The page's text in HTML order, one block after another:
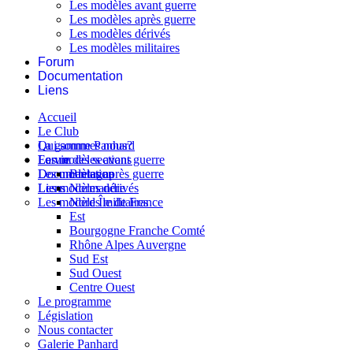
Les modèles avant guerre
Les modèles après guerre
Les modèles dérivés
Les modèles militaires
Forum
Documentation
Liens
Accueil
Le Club
Qui sommes nous?
La vie des sections
Bretagne
Normandie
Nord Île de France
Est
Bourgogne Franche Comté
Rhône Alpes Auvergne
Sud Est
Sud Ouest
Centre Ouest
Le programme
Législation
Nous contacter
Galerie Panhard
La gamme Panhard
Les modèles avant guerre
Les modèles après guerre
Les modèles dérivés
Les modèles militaires
Forum
Documentation
Liens